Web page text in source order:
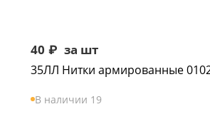
40 ₽ за шт
35ЛЛ Нитки армированные
В наличии 19